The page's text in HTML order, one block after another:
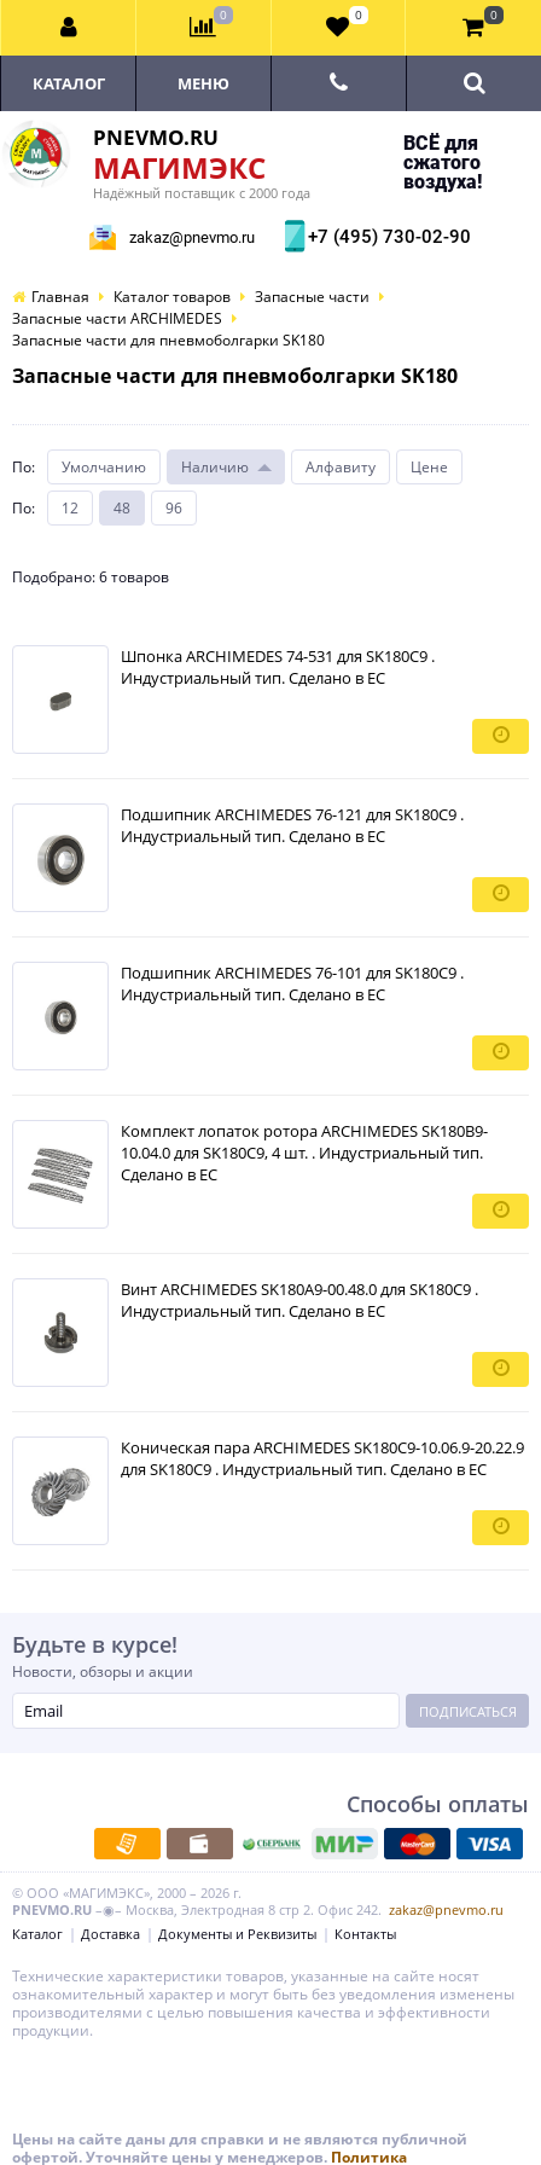
PNEVMO.RU
МАГИМЭКС
Надёжный поставщик с 2000 года
ВСЁ для
сжатого
воздуха!
zakaz@pnevmo.ru +7 (495) 730-02-90
КАТАЛОГ МЕНЮ
Главная Каталог товаров
Запасные части
Запасные части ARCHIMEDES
Запасные части для пневмоболгарки SK180
Запасные части для пневмоболгарки SK180
По: Умолчанию Наличию Алфавиту
Цене
По: 12 48 96
Подобрано: 6 товаров
Шпонка ARCHIMEDES 74-531 для SK180C9 .
Индустриальный тип. Сделано в ЕС
Подшипник ARCHIMEDES 76-121 для SK180C9 .
Индустриальный тип. Сделано в ЕС
Подшипник ARCHIMEDES 76-101 для SK180C9 .
Индустриальный тип. Сделано в ЕС
Комплект лопаток ротора ARCHIMEDES SK180B9-
10.04.0 для SK180C9, 4 шт. . Индустриальный тип.
Сделано в ЕС
Винт ARCHIMEDES SK180A9-00.48.0 для SK180C9 .
Индустриальный тип. Сделано в ЕС
Коническая пара ARCHIMEDES SK180C9-10.06.9-20.22.9
для SK180С9 . Индустриальный тип. Сделано в ЕС
Будьте в курсе!
Новости, обзоры и акции
ПОДПИСАТЬСЯ
Способы оплаты
© ООО «МАГИМЭКС», 2000 – 2026 г.
PNEVMO.RU –◉– Москва, Электродная 8 стр 2. Офис 242. zakaz@pnevmo.ru
Каталог
Доставка Документы и Реквизиты Контакты
0 0 0
Технические характеристики товаров, указанные на сайте носят
ознакомительный характер и могут быть без уведомления изменены
производителями с целью повышения качества и эффективности
продукции.
Цены на сайте даны для справки и не являются публичной
офертой. Уточняйте цены у менеджеров. Политика